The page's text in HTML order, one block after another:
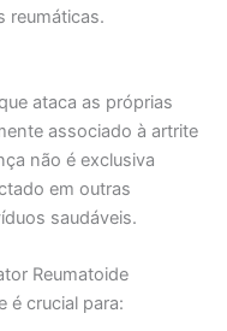
reumáticas.
ataca as próprias
associado à artrite
não é exclusiva
em outras
saudáveis.
Reumatoide
é crucial para: